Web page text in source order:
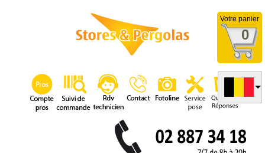
Votre panier
0